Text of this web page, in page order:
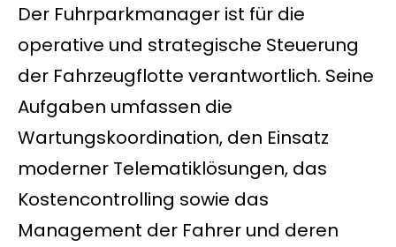
Der Fuhrparkmanager ist für die
operative und strategische Steuerung
der Fahrzeugflotte verantwortlich. Seine
Aufgaben umfassen die
Wartungskoordination, den Einsatz
moderner Telematiklösungen, das
Kostencontrolling sowie das
Management der Fahrer und deren